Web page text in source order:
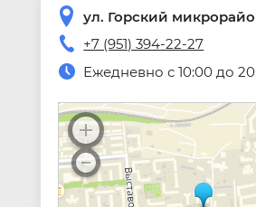
ул. Горский
+7 (951) 394-22-27
Ежедневно с 10:00 до